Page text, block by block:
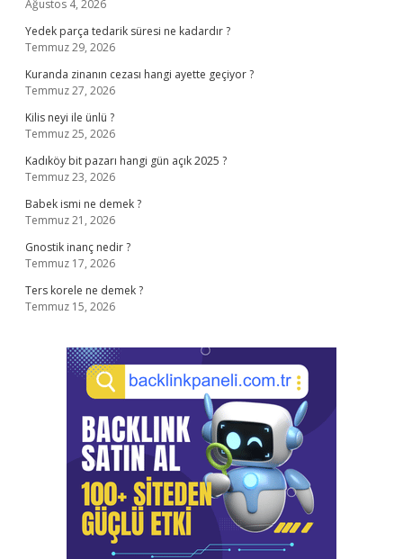
Ağustos 4, 2026
Yedek parça tedarik süresi ne kadardır ?
Temmuz 29, 2026
Kuranda zinanın cezası hangi ayette geçiyor ?
Temmuz 27, 2026
Kilis neyi ile ünlü ?
Temmuz 25, 2026
Kadıköy bit pazarı hangi gün açık 2025 ?
Temmuz 23, 2026
Babek ismi ne demek ?
Temmuz 21, 2026
Gnostik inanç nedir ?
Temmuz 17, 2026
Ters korele ne demek ?
Temmuz 15, 2026